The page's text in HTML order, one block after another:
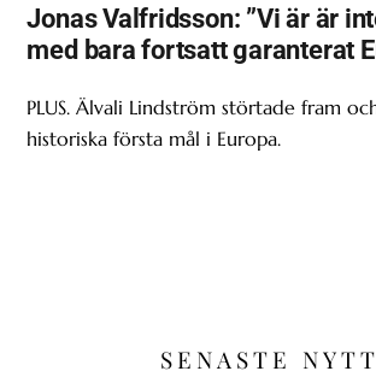
Jonas Valfridsson: ”Vi är är
med bara fortsatt garanterat
PLUS. Älvali Lindström störtade fram
historiska första mål i Europa.
SENASTE NYTT